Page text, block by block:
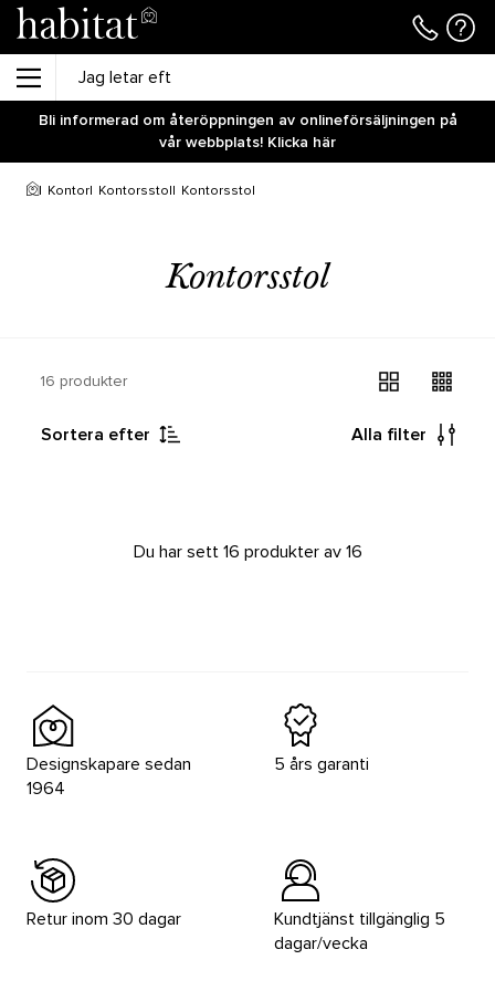
Bli informerad om återöppningen av onlineförsäljningen på
vår webbplats! Klicka här
Kontor Kontorsstol Kontorsstol
Kontorsstol
16 produkter
Sortera efter Alla filter
Du har sett 16 produkter av 16
Designskapare sedan
1964
5 års garanti
Retur inom 30 dagar
Kundtjänst tillgänglig 5
dagar/vecka